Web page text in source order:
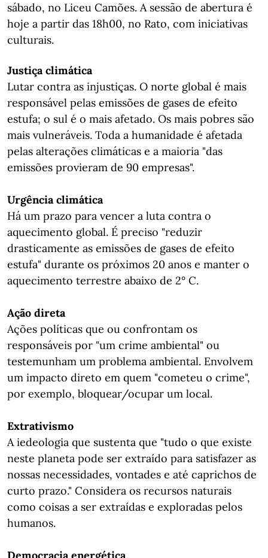
sábado, no Liceu Camões. A sessão de abertura é
hoje a partir das 18h00, no Rato, com iniciativas
culturais.
Justiça climática
Lutar contra as injustiças. O norte global é mais
responsável pelas emissões de gases de efeito
estufa; o sul é o mais afetado. Os mais pobres são
mais vulneráveis. Toda a humanidade é afetada
pelas alterações climáticas e a maioria "das
emissões provieram de 90 empresas".
Urgência climática
Há um prazo para vencer a luta contra o
aquecimento global. É preciso "reduzir
drasticamente as emissões de gases de efeito
estufa" durante os próximos 20 anos e manter o
aquecimento terrestre abaixo de 2° C.
Ação direta
Ações políticas que ou confrontam os
responsáveis por "um crime ambiental" ou
testemunham um problema ambiental. Envolvem
um impacto direto em quem "cometeu o crime",
por exemplo, bloquear/ocupar um local.
Extrativismo
A iedeologia que sustenta que "tudo o que existe
neste planeta pode ser extraído para satisfazer as
nossas necessidades, vontades e até caprichos de
curto prazo." Considera os recursos naturais
como coisas a ser extraídas e exploradas pelos
humanos.